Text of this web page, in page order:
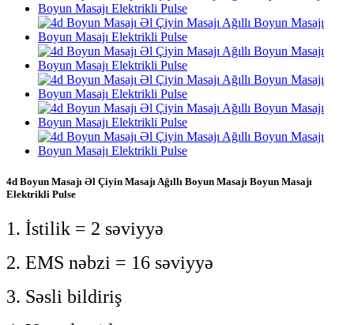
4d Boyun Masajı Əl Çiyin Masajı Ağıllı Boyun Masajı Boyun Masajı
Elektrikli Pulse
1. İstilik = 2 səviyyə
2. EMS nəbzi = 16 səviyyə
3. Səsli bildiriş